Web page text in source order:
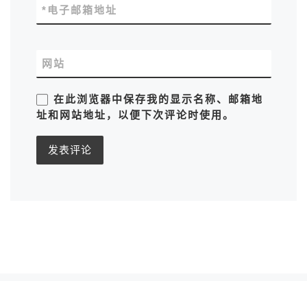
电子邮箱地址
*
网站
在此浏览器中保存我的显示名称、邮箱地
址和网站地址，以便下次评论时使用。